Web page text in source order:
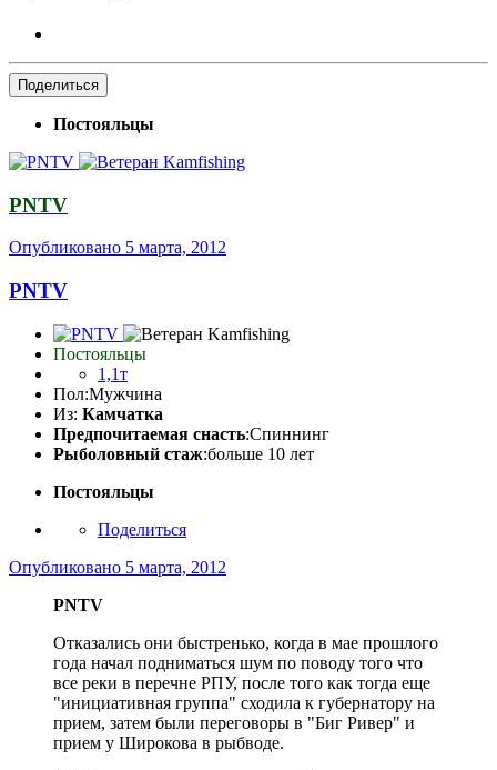
Поделиться
Постояльцы
PNTV
Опубликовано 5 марта, 2012
PNTV
Постояльцы
1,1т
Пол:Мужчина
Из: Камчатка
Предпочитаемая снасть:Спиннинг
Рыболовный стаж:больше 10 лет
Постояльцы
Поделиться
Опубликовано 5 марта, 2012
PNTV
Отказались они быстренько, когда в мае прошлого
года начал подниматься шум по поводу того что
все реки в перечне РПУ, после того как тогда еще
"инициативная группа" сходила к губернатору на
прием, затем были переговоры в "Биг Ривер" и
прием у Широкова в рыбводе.